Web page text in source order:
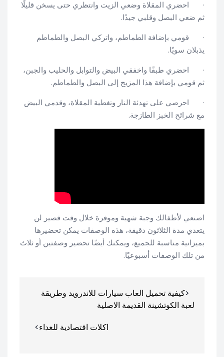
· احضري المقلاة وضعي الزيت وانتظري حتى يسخن قليلًا
ثم ضعي البصل وقلبي جيدًا.
· قومي بإضافة الطماطم، واتركي البصل والطماطم
يذبلان سويًا.
· احضري طبقًا واخفقي البيض والتوابل والحليب والجبن،
ثم قومي بإضافة هذا المزيج إلى البصل والطماطم.
· احرصي على تهدئة النار وتغطية المقلاة، وقدمي البيض
مع شرائح الخبز الطازجة.
اصنعي لأطفالك وجبة شهية وموفرة خلال وقت قصير لن
يتعدي مدة الثلاثون دقيقة، هذه الوصفات يمكن تحضيرها
بميزانية مناسبة للجميع، ويمكنك أيضًا تحضير وصفتين أو ثلاث
من تلك الوصفات أسبوعيًا.
المقالاتكيفية تحميل العاب سيارات للاندرويد وطريقة
لعبة الكوتشينة القديمة الاصلية
اكلات اقتصادية للغداء